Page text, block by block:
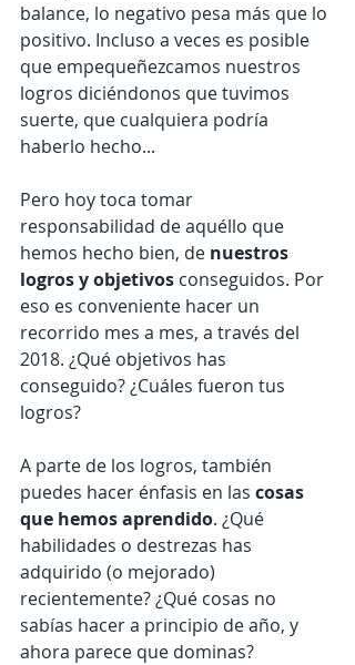
balance, lo negativo pesa más que lo
positivo. Incluso a veces es posible
que empequeñezcamos nuestros
logros diciéndonos que tuvimos
suerte, que cualquiera podría
haberlo hecho...
Pero hoy toca tomar
responsabilidad de aquéllo que
hemos hecho bien, de nuestros
logros y objetivos conseguidos. Por
eso es conveniente hacer un
recorrido mes a mes, a través del
2018. ¿Qué objetivos has
conseguido? ¿Cuáles fueron tus
logros?
A parte de los logros, también
puedes hacer énfasis en las cosas
que hemos aprendido. ¿Qué
habilidades o destrezas has
adquirido (o mejorado)
recientemente? ¿Qué cosas no
sabías hacer a principio de año, y
ahora parece que dominas?